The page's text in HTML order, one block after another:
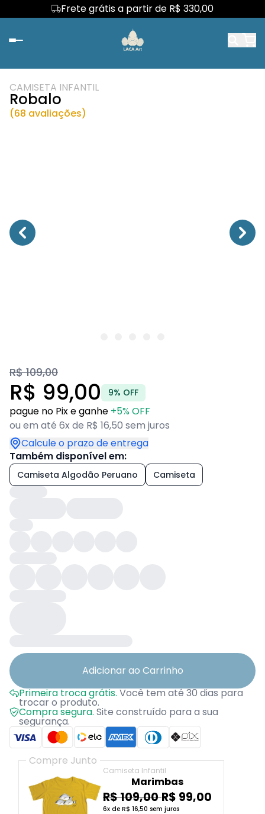
Frete grátis a partir de R$ 330,00
CAMISETA INFANTIL
Robalo
(68 avaliações)
R$ 109,00
R$ 99,00 9% OFF
pague no Pix e ganhe +5% OFF
ou em até 6x de R$ 16,50 sem juros
Calcule o prazo de entrega
Também disponível em:
Camiseta Algodão Peruano Camiseta
Adicionar ao Carrinho
Primeira troca grátis.Você tem até 30 dias para
trocar o produto.
Compra segura. Site construído para a sua
segurança.
Compre Junto
Camiseta Infantil
Marimbas
R$ 109,00 R$ 99,00
6x de R$ 16,50 sem juros